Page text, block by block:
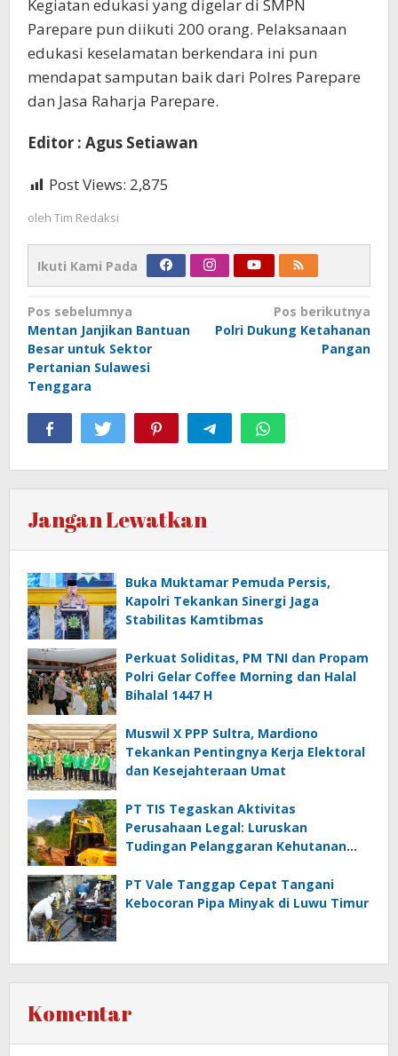
Kegiatan edukasi yang digelar di SMPN
Parepare pun diikuti 200 orang. Pelaksanaan
edukasi keselamatan berkendara ini pun
mendapat samputan baik dari Polres Parepare
dan Jasa Raharja Parepare.
Editor : Agus Setiawan
Post Views: 2,875
oleh Tim Redaksi
Ikuti Kami Pada
Navigasi
pos
Pos sebelumnya
Mentan Janjikan Bantuan
Besar untuk Sektor
Pertanian Sulawesi
Tenggara
Pos berikutnya
Polri Dukung Ketahanan
Pangan
Jangan Lewatkan
Buka Muktamar Pemuda Persis,
Kapolri Tekankan Sinergi Jaga
Stabilitas Kamtibmas
Perkuat Soliditas, PM TNI dan Propam
Polri Gelar Coffee Morning dan Halal
Bihalal 1447 H
Muswil X PPP Sultra, Mardiono
Tekankan Pentingnya Kerja Elektoral
dan Kesejahteraan Umat
PT TIS Tegaskan Aktivitas
Perusahaan Legal: Luruskan
Tudingan Pelanggaran Kehutanan
PT Vale Tanggap Cepat Tangani
Kebocoran Pipa Minyak di Luwu Timur
Komentar